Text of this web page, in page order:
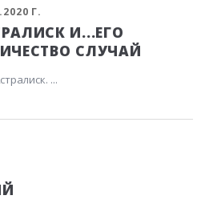
Г.
И...ЕГО
СЛУЧАЙ
...